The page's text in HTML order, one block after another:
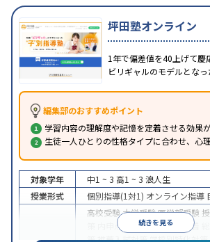
坪田塾オンライン
1年で偏差値を40上げて慶
ビリギャルのモデルとな
編集部のおすすめポイント
学習内容の理解度や記憶を定着させる効果
生徒一人ひとりの性格タイプに合わせ、心
続きを見る
対象学年 中1 ~ 3 高1 ~ 3 浪人生
授業形式
個別指導(1対1) オンライン指導
高校受験大学受験医学部受験
内申点対策学習習慣の定着
策推薦入試対策学校別特化対策